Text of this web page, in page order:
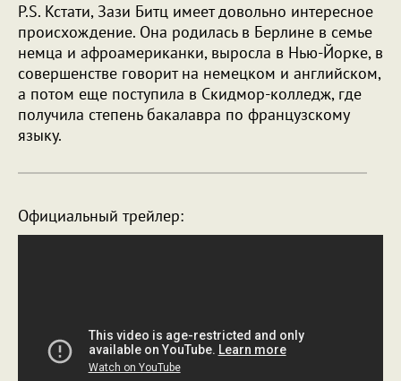
P.S. Кстати, Зази Битц имеет довольно интересное
происхождение. Она родилась в Берлине в семье
немца и афроамериканки, выросла в Нью-Йорке, в
совершенстве говорит на немецком и английском,
а потом еще поступила в Скидмор-колледж, где
получила степень бакалавра по французскому
языку.
Официальный трейлер: